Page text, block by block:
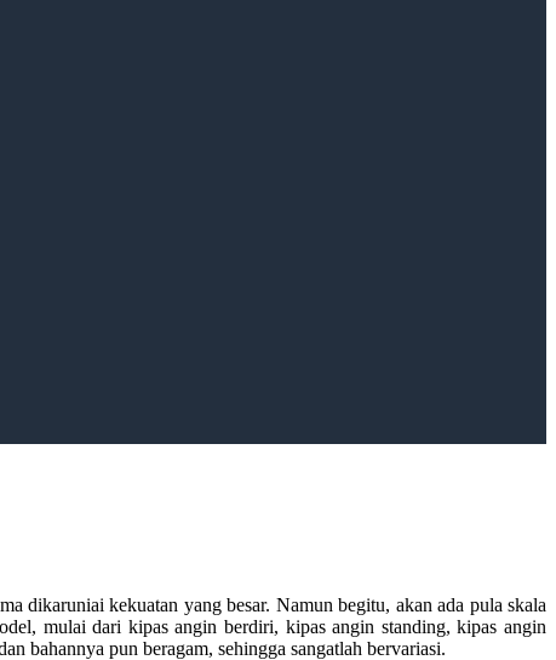
dikaruniai kekuatan yang besar. Namun begitu, akan ada pula skala
mulai dari kipas angin berdiri, kipas angin standing, kipas angin
bahannya pun beragam, sehingga sangatlah bervariasi.